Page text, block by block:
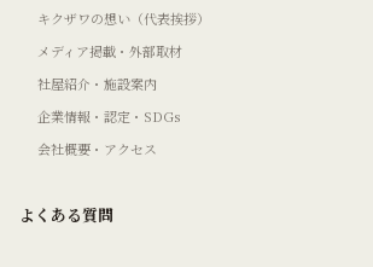
キクザワの想い（代表挨拶）
メディア掲載・外部取材
社屋紹介・施設案内
企業情報・認定・SDGs
会社概要・アクセス
よくある質問